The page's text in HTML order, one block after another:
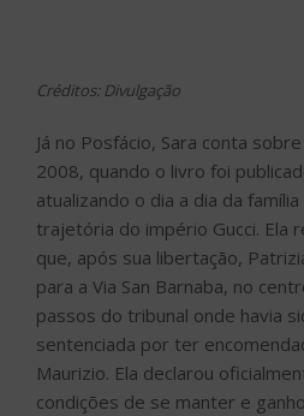
Créditos: Divulgação
Já no Posfácio, Sara conta
2008, quando o livro foi
atualizando o dia a dia da
trajetória do império Gucci. Ela
que, após sua libertação,
para a Via San Barnaba, no
passos do tribunal onde havia
sentenciada por ter
Maurizio. Ela declarou
condições de se manter e